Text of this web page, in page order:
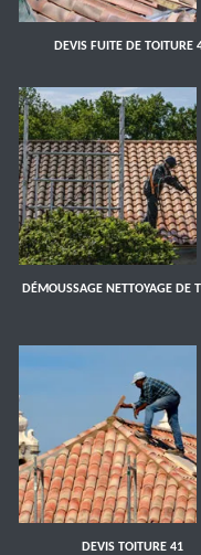
DEVIS FUITE DE TOITURE
DÉMOUSSAGE NETTOYAGE DE
DEVIS TOITURE 41